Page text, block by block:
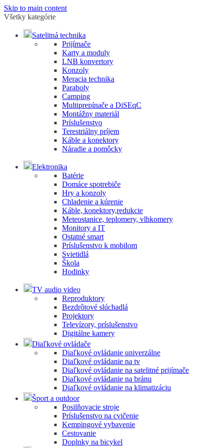
Skip to main content
Všetky kategórie
Satelitná technika
Prijímače
Karty a moduly
LNB konvertory
Konzoly
Meracia technika
Paraboly
Camping
Multiprepínače a DiSEqC
Montážny materiál
Príslušenstvo
Terestriálny príjem
Káble a konektory
Náradie a pomôcky
Elektronika
Batérie
Domáce spotrebiče
Hry a konzoly
Chladenie a kúrenie
Káble, konektory,redukcie
Meteostanice, teplomery, vlhkomery
Monitory a IT
Ostatné smart
Príslušenstvo k mobilom
Svietidlá
Škola
Hodinky
TV audio video
Reproduktory
Bezdrôtové slúchadlá
Projektory
Televízory, príslušenstvo
Digitálne kamery
Diaľkové ovládače
Diaľkové ovládanie univerzálne
Diaľkové ovládanie na tv
Diaľkové ovládanie na satelitné prijímače
Diaľkové ovládanie na bránu
Diaľkové ovládanie na klimatizáciu
Šport a outdoor
Posilňovacie stroje
Príslušenstvo na cvičenie
Kempingové vybavenie
Cestovanie
Doplnky na bicykel